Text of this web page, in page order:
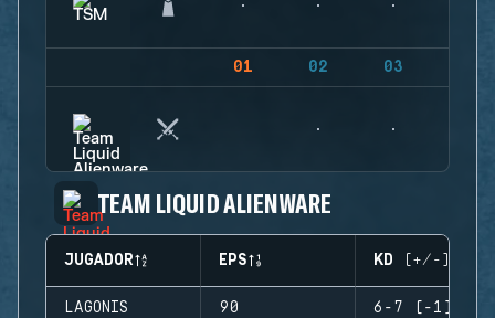
01 02 03
TEAM LIQUID ALIENWARE
JUGADOR EPS KD (+/-)
LAGONIS 90 6-7 (-1)